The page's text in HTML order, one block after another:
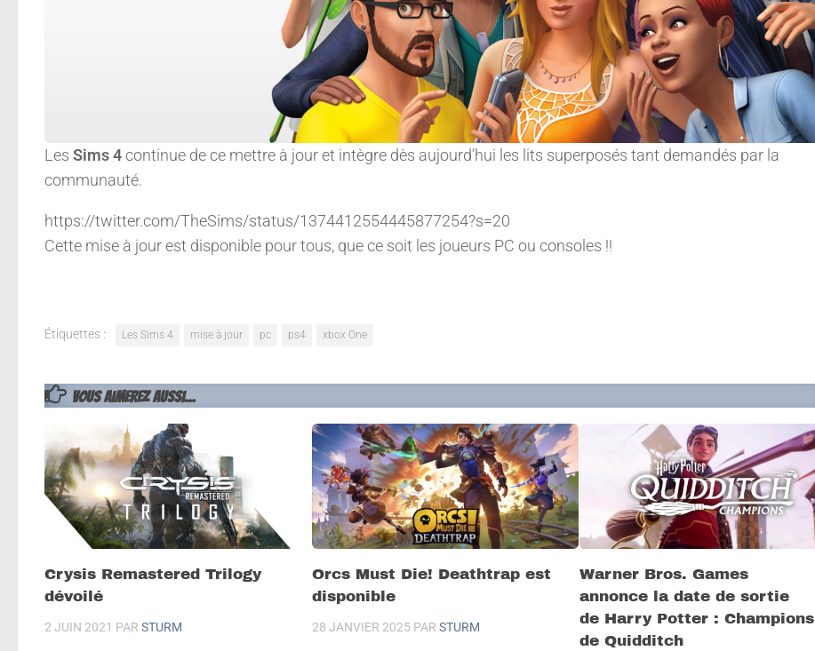
Les Sims 4 continue de ce mettre à jour et intègre dès aujourd’hui les lits superposés tant demandés par la
communauté.
https://twitter.com/TheSims/status/1374412554445877254?s=20
Cette mise à jour est disponible pour tous, que ce soit les joueurs PC ou consoles !!
Étiquettes : Les Sims 4 mise à jour pc ps4 xbox One
VOUS AIMEREZ AUSSI...
Crysis Remastered Trilogy
dévoilé
2 JUIN 2021 PAR STURM
Orcs Must Die! Deathtrap est
disponible
28 JANVIER 2025 PARSTURM
Warner Bros. Games
annonce la date de sortie
de Harry Potter : Champions
de Quidditch